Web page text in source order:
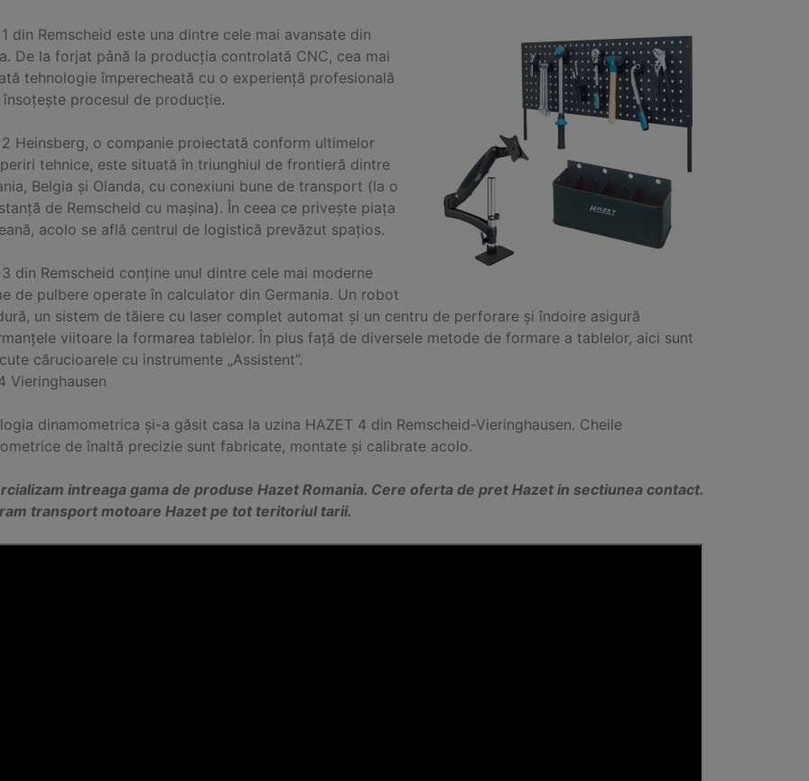
din Remscheid este una dintre cele mai avansate din
De la forjat până la producția controlată CNC, cea mai
tehnologie împerecheată cu o experiență profesională
procesul de producție.
Heinsberg, o companie proiectată conform ultimelor
tehnice, este situată în triunghiul de frontieră dintre
Belgia și Olanda, cu conexiuni bune de transport (la o
de Remscheid cu mașina). În ceea ce privește piața
acolo se află centrul de logistică prevăzut spațios.
din Remscheid conține unul dintre cele mai moderne
de pulbere operate în calculator din Germania. Un robot
un sistem de tăiere cu laser complet automat și un centru de perforare și îndoire asigură
viitoare la formarea tablelor. În plus față de diversele metode de formare a tablelor, aici sunt
cărucioarele cu instrumente „Assistent”.
Vieringhausen
dinamometrica și-a găsit casa la uzina HAZET 4 din Remscheid-Vieringhausen. Cheile
de înaltă precizie sunt fabricate, montate și calibrate acolo.
intreaga gama de produse Hazet Romania. Cere oferta de pret Hazet in sectiunea contact.
transport motoare Hazet pe tot teritoriul tarii.